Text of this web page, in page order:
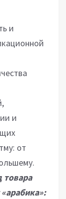
и
и
от
товара